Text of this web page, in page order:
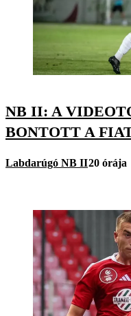
NB II: A
BONTOTT A
Labdarúgó NB II20 órája